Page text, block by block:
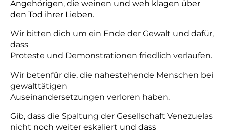
Angehörigen, die weinen und weh klagen über
den Tod ihrer Lieben.
Wir bitten dich um ein Ende der Gewalt und dafür,
dass
Proteste und Demonstrationen friedlich verlaufen.
Wir betenfür die, die nahestehende Menschen bei
gewalttätigen
Auseinandersetzungen verloren haben.
Gib, dass die Spaltung der Gesellschaft Venezuelas
nicht noch weiter eskaliert und dass